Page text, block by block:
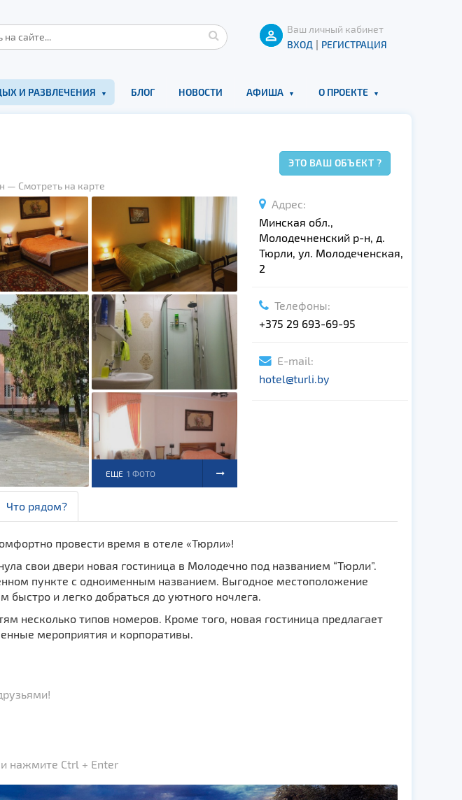
Ваш личный кабинет
ВХОД | РЕГИСТРАЦИЯ
И РАЗВЛЕЧЕНИЯ БЛОГ НОВОСТИ АФИША О ПРОЕКТЕ
ЭТО ВАШ ОБЪЕКТ ?
— Смотреть на карте
ЕЩЕ 1 ФОТО
Адрес:
Минская обл.,
Молодечненский р-н, д.
Тюрли, ул. Молодеченская,
2
Телефоны:
+375 29 693-69-95
E-mail:
hotel@turli.by
Что рядом?
провести время в отеле «Тюрли»!
свои двери новая гостиница в Молодечно под названием “Тюрли”.
пункте с одноименным названием. Выгодное местоположение
быстро и легко добраться до уютного ночлега.
несколько типов номеров. Кроме того, новая гостиница предлагает
мероприятия и корпоративы.
нажмите Ctrl + Enter